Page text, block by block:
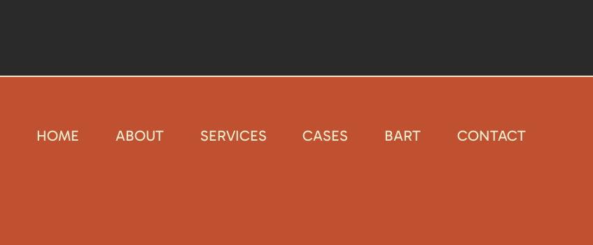
HOME ABOUT SERVICES CASES BART CONTACT